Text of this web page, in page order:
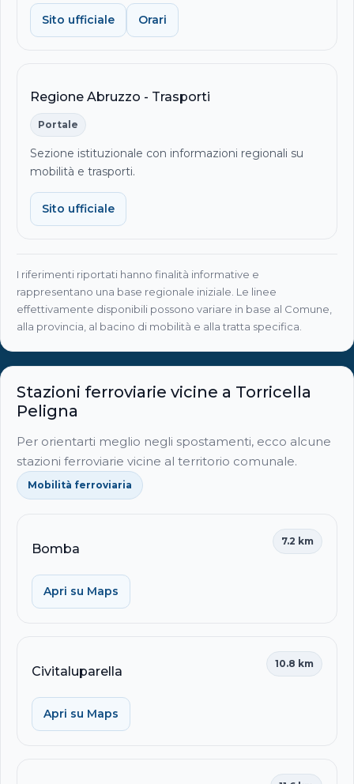
Sito ufficiale Orari
Regione Abruzzo - Trasporti
Portale
Sezione istituzionale con informazioni regionali su
mobilità e trasporti.
Sito ufficiale
I riferimenti riportati hanno finalità informative e
rappresentano una base regionale iniziale. Le linee
effettivamente disponibili possono variare in base al Comune,
alla provincia, al bacino di mobilità e alla tratta specifica.
Stazioni ferroviarie vicine a Torricella
Peligna
Per orientarti meglio negli spostamenti, ecco alcune
stazioni ferroviarie vicine al territorio comunale.
Mobilità ferroviaria
Bomba
7.2 km
Apri su Maps
Civitaluparella
10.8 km
Apri su Maps